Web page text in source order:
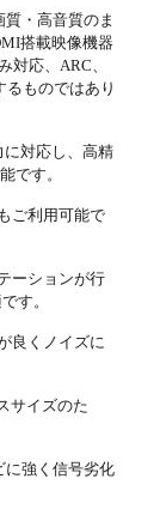
・高音質のま
搭載映像機器
対応、ARC、
ものではあり
に対応し、高精
です。
ご利用可能で
ーションが行
す。
良くノイズに
サイズのた
に強く信号劣化